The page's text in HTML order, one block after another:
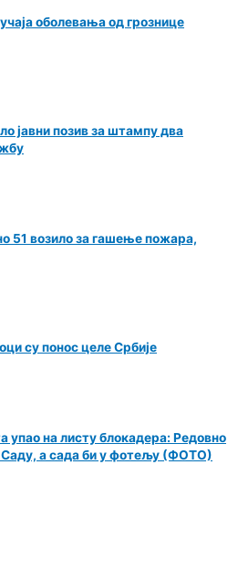
оболевања од грознице
јавни позив за штампу два
51 возило за гашење пожара,
су понос целе Србије
упао на листу блокадера: Редовно
а сада би у фотељу (ФОТО)